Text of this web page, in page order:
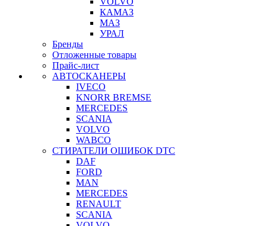
КАМАЗ
МАЗ
УРАЛ
Бренды
Отложенные товары
Прайс-лист
АВТОСКАНЕРЫ
IVECO
KNORR BREMSE
MERCEDES
SCANIA
VOLVO
WABCO
СТИРАТЕЛИ ОШИБОК DTC
DAF
FORD
MAN
MERCEDES
RENAULT
SCANIA